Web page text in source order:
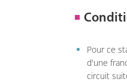
Pour ce
d'une
circuit